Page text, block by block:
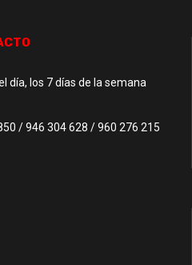
día, los 7 días de la semana
/ 946 304 628 / 960 276 215